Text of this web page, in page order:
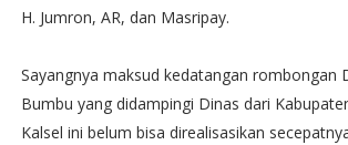
H. Jumron, AR, dan Masripay.
Sayangnya maksud kedatangan rombongan
Bumbu yang didampingi Dinas dari
Kalsel ini belum bisa direalisasikan